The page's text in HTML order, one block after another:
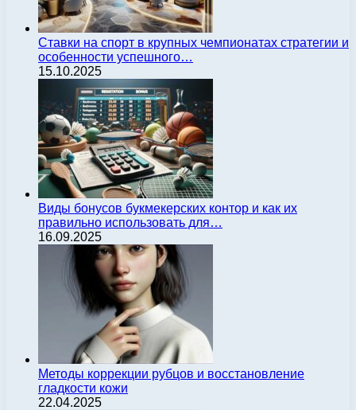
Ставки на спорт в крупных чемпионатах стратегии и
особенности успешного…
15.10.2025
Виды бонусов букмекерских контор и как их
правильно использовать для…
16.09.2025
Методы коррекции рубцов и восстановление
гладкости кожи
22.04.2025